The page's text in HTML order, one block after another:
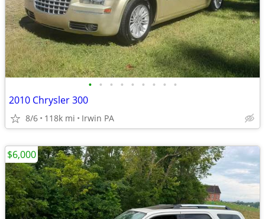
• • • • • • • • •
2010 Chrysler 300
8/6 118k mi Irwin PA
$6,000